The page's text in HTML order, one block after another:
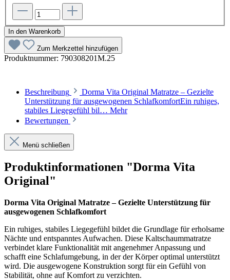
In den Warenkorb
Zum Merkzettel hinzufügen
Produktnummer: 790308201M.25
Beschreibung
Dorma Vita Original Matratze – Gezielte
Unterstützung für ausgewogenen SchlafkomfortEin ruhiges,
stabiles Liegegefühl bil… Mehr
Bewertungen
Menü schließen
Produktinformationen "Dorma Vita
Original"
Dorma Vita Original Matratze – Gezielte Unterstützung für
ausgewogenen Schlafkomfort
Ein ruhiges, stabiles Liegegefühl bildet die Grundlage für erholsame
Nächte und entspanntes Aufwachen. Diese Kaltschaummatratze
verbindet klare Funktionalität mit angenehmer Anpassung und
schafft eine Schlafumgebung, in der der Körper optimal unterstützt
wird. Die ausgewogene Konstruktion sorgt für ein Gefühl von
Stabilität, ohne auf Komfort zu verzichten.